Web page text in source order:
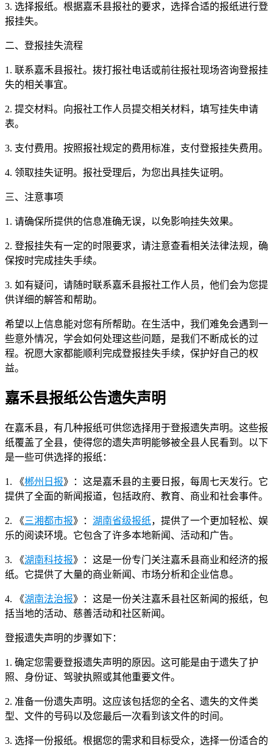
3. 选择报纸。根据嘉禾县报社的要求，选择合适的报纸进行登
报挂失。
二、登报挂失流程
1. 联系嘉禾县报社。拨打报社电话或前往报社现场咨询登报挂
失的相关事宜。
2. 提交材料。向报社工作人员提交相关材料，填写挂失申请
表。
3. 支付费用。按照报社规定的费用标准，支付登报挂失费用。
4. 领取挂失证明。报社受理后，为您出具挂失证明。
三、注意事项
1. 请确保所提供的信息准确无误，以免影响挂失效果。
2. 登报挂失有一定的时限要求，请注意查看相关法律法规，确
保按时完成挂失手续。
3. 如有疑问，请随时联系嘉禾县报社工作人员，他们会为您提
供详细的解答和帮助。
希望以上信息能对您有所帮助。在生活中，我们难免会遇到一
些意外情况，学会如何处理这些问题，是我们不断成长的过
程。祝愿大家都能顺利完成登报挂失手续，保护好自己的权
益。
嘉禾县报纸公告遗失声明
在嘉禾县，有几种报纸可供您选择用于登报遗失声明。这些报
纸覆盖了全县，使得您的遗失声明能够被全县人民看到。以下
是一些可供选择的报纸：
1. 《郴州日报》：这是嘉禾县的主要日报，每周七天发行。它
提供了全面的新闻报道，包括政府、教育、商业和社会事件。
2. 《三湘都市报》： 湖南省级报纸，提供了一个更加轻松、娱
乐的阅读环境。它包含了许多本地新闻、活动和广告。
3. 《湖南科技报》：这是一份专门关注嘉禾县商业和经济的报
纸。它提供了大量的商业新闻、市场分析和企业信息。
4. 《湖南法治报》：这是一份关注嘉禾县社区新闻的报纸，包
括当地的活动、慈善活动和社区新闻。
登报遗失声明的步骤如下：
1. 确定您需要登报遗失声明的原因。这可能是由于遗失了护
照、身份证、驾驶执照或其他重要文件。
2. 准备一份遗失声明。这应该包括您的全名、遗失的文件类
型、文件的号码以及您最后一次看到该文件的时间。
3. 选择一份报纸。根据您的需求和目标受众，选择一份适合的